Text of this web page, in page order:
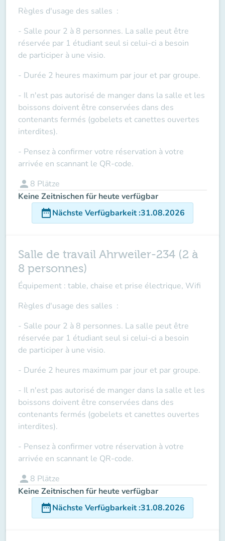
Règles d'usage des salles :
- Salle pour 2 à 8 personnes. La salle peut être
réservée par 1 étudiant seul si celui-ci a besoin
de participer à une visio.
- Durée 2 heures maximum par jour et par groupe.
- Il n'est pas autorisé de manger dans la salle et les
boissons doivent être conservées dans des
contenants fermés (gobelets et canettes ouvertes
interdites).
- Pensez à confirmer votre réservation à votre
arrivée en scannant le QR-code.
person 8 Plätze
Keine Zeitnischen für heute verfügbar
date_rangeNächste Verfügbarkeit:31.08.2026
Salle de travail Ahrweiler-234 (2 à
8 personnes)
Équipement : table, chaise et prise électrique, Wifi
Règles d'usage des salles :
- Salle pour 2 à 8 personnes. La salle peut être
réservée par 1 étudiant seul si celui-ci a besoin
de participer à une visio.
- Durée 2 heures maximum par jour et par groupe.
- Il n'est pas autorisé de manger dans la salle et les
boissons doivent être conservées dans des
contenants fermés (gobelets et canettes ouvertes
interdites).
- Pensez à confirmer votre réservation à votre
arrivée en scannant le QR-code.
person 8 Plätze
Keine Zeitnischen für heute verfügbar
date_rangeNächste Verfügbarkeit:31.08.2026